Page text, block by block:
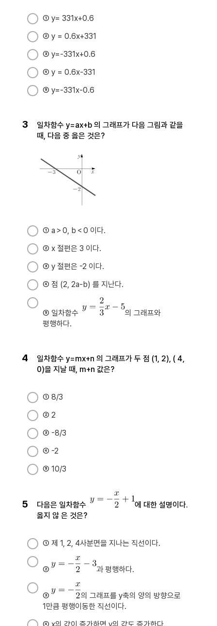
① y= 331x+0.6
② y = 0.6x+331
③ y=-331x+0.6
④ y = 0.6x-331
⑤ y=-331x-0.6
3
일차함수 y=ax+b 의 그래프가 다음 그림과 같을
때, 다음 중 옳은 것은?
① a＞0, b＜0 이다.
② x 절편은 3 이다.
③ y 절편은 -2 이다.
④ 점 (2, 2a-b) 를 지난다.
⑤ 일차함수
​​​​​​​의 그래프와
평행하다.
4
일차함수 y=mx+n 의 그래프가 두 점 (1, 2), ( 4,
0)을 지날 때, m+n 값은?
① 8/3
② 2
③ -8/3
④ -2
⑤ 10/3
5 다음은 일차함수
에 대한 설명이다.
옳지 않 은 것은?
① 제 1, 2, 4사분면을 지나는 직선이다.
② ​​​​​​​과 평행하다.
③
의 그래프를 y축의 양의 방향으로
1만큼 평행이동한 직선이다.